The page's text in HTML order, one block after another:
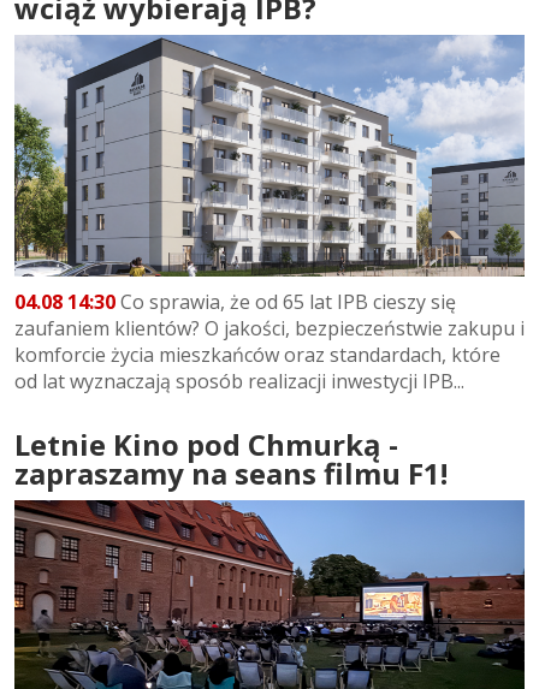
wciąż wybierają IPB?
04.08 14:30Co sprawia, że od 65 lat IPB cieszy się
zaufaniem klientów? O jakości, bezpieczeństwie zakupu i
komforcie życia mieszkańców oraz standardach, które
od lat wyznaczają sposób realizacji inwestycji IPB...
Letnie Kino pod Chmurką -
zapraszamy na seans filmu F1!